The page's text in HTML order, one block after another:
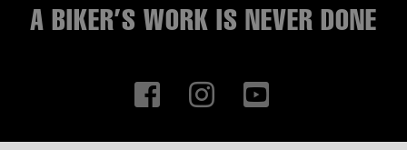
A BIKER’S WORK IS NEVER DONE
  